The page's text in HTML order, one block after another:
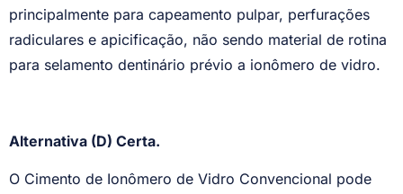
principalmente para capeamento pulpar, perfurações
radiculares e apicificação, não sendo material de rotina
para selamento dentinário prévio a ionômero de vidro.
Alternativa (D) Certa.
O Cimento de Ionômero de Vidro Convencional pode